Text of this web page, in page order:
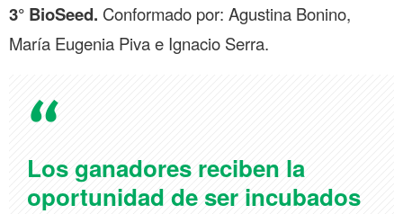
3° BioSeed. Conformado por: Agustina Bonino,
María Eugenia Piva e Ignacio Serra.
Los ganadores reciben la
oportunidad de ser incubados